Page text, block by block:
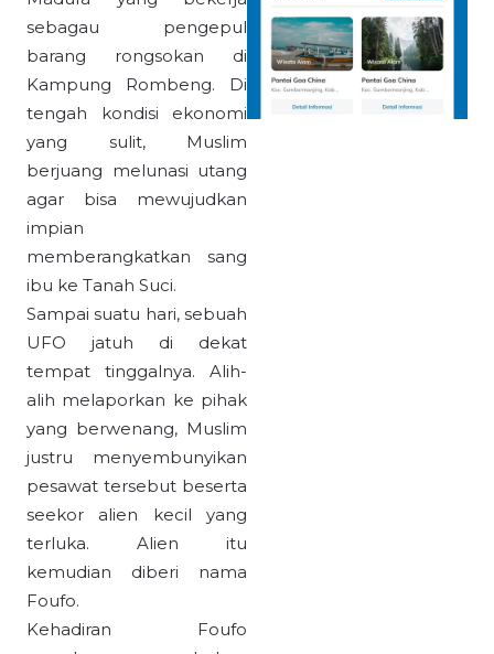
sebagau pengepul
barang rongsokan di
Kampung Rombeng. Di
tengah kondisi ekonomi
yang sulit, Muslim
berjuang melunasi utang
agar bisa mewujudkan
impian
memberangkatkan sang
ibu ke Tanah Suci.
Sampai suatu hari, sebuah
UFO jatuh di dekat
tempat tinggalnya. Alih-
alih melaporkan ke pihak
yang berwenang, Muslim
justru menyembunyikan
pesawat tersebut beserta
seekor alien kecil yang
terluka. Alien itu
kemudian diberi nama
Foufo.
Kehadiran Foufo